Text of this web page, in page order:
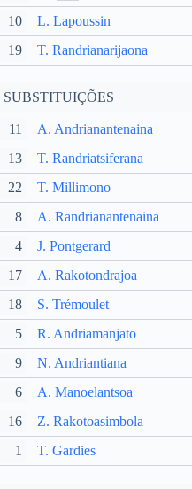
10
L. Lapoussin
19 T. Randrianarijaona
SUBSTITUIÇÕES
11 A. Andrianantenaina
13 T. Randriatsiferana
22 T. Millimono
8 A. Randrianantenaina
4
J. Pontgerard
17
A. Rakotondrajoa
18
S. Trémoulet
5
R. Andriamanjato
9
N. Andriantiana
6
A. Manoelantsoa
16
Z. Rakotoasimbola
1
T. Gardies